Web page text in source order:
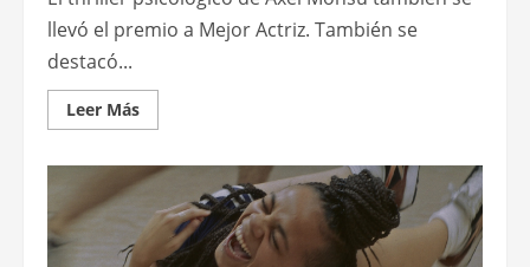
llevó el premio a Mejor Actriz. También se
destacó...
Leer MásLeer
más
“Por
tu
bien”
fue
elegida
como